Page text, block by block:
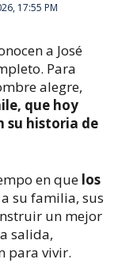
17:55 PM
a José
Para
alegre,
que hoy
su historia de
en que los
su familia, sus
un mejor
salida,
para vivir.